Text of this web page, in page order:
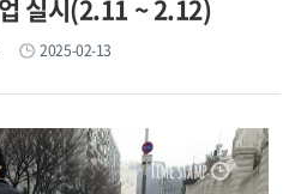
실시(2.11 ~ 2.12)
2025-02-13